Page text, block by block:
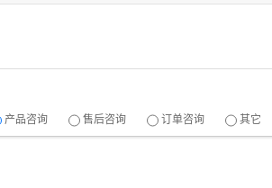
产品咨询 售后咨询 订单咨询 其它